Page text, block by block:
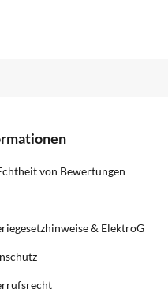
von Bewertungen
& ElektroG